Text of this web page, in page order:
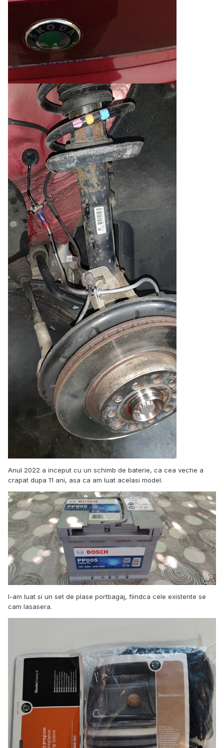
Anul 2022 a inceput cu un schimb de baterie, ca cea veche a
crapat dupa 11 ani, asa ca am luat acelasi model.
I-am luat si un set de plase portbagaj, fiindca cele existente se
cam lasasera.